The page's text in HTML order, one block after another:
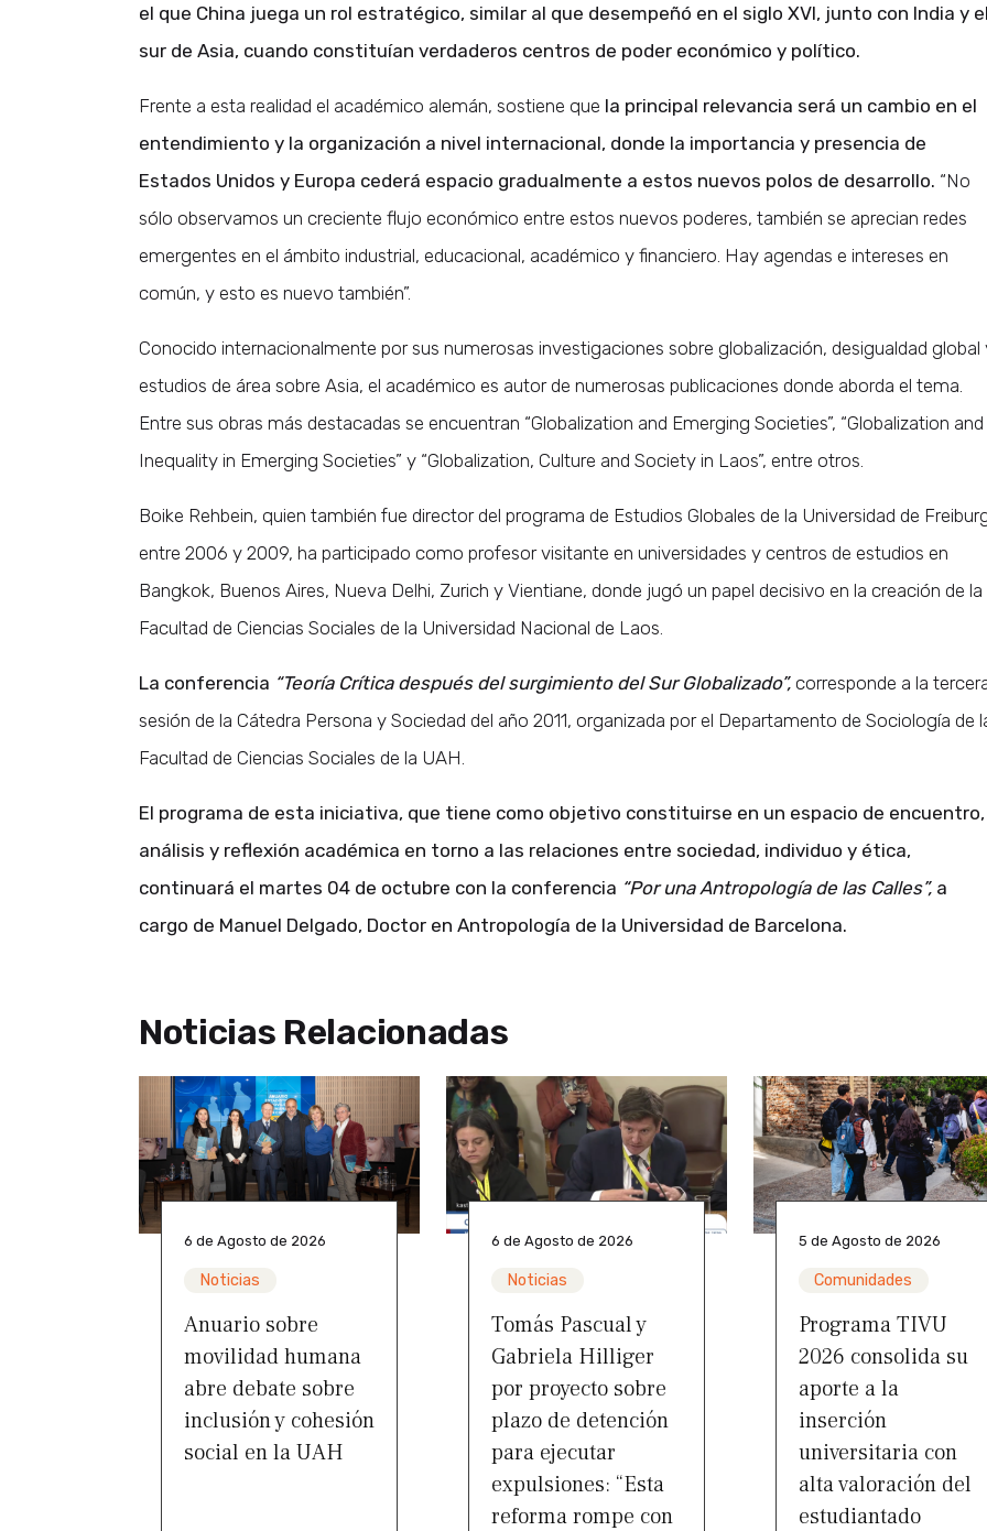
el que China juega un rol estratégico, similar al que desempeñó en el siglo XVI, junto con India y
sur de Asia, cuando constituían verdaderos centros de poder económico y político.
Frente a esta realidad el académico alemán, sostiene que la principal relevancia será un cambio en el
entendimiento y la organización a nivel internacional, donde la importancia y presencia de
Estados Unidos y Europa cederá espacio gradualmente a estos nuevos polos de desarrollo. “No
sólo observamos un creciente flujo económico entre estos nuevos poderes, también se aprecian redes
emergentes en el ámbito industrial, educacional, académico y financiero. Hay agendas e intereses en
común, y esto es nuevo también”.
Conocido internacionalmente por sus numerosas investigaciones sobre globalización, desigualdad global
estudios de área sobre Asia, el académico es autor de numerosas publicaciones donde aborda el tema.
Entre sus obras más destacadas se encuentran “Globalization and Emerging Societies”, “Globalization and
Inequality in Emerging Societies” y “Globalization, Culture and Society in Laos”, entre otros.
Boike Rehbein, quien también fue director del programa de Estudios Globales de la Universidad de
entre 2006 y 2009, ha participado como profesor visitante en universidades y centros de estudios en
Bangkok, Buenos Aires, Nueva Delhi, Zurich y Vientiane, donde jugó un papel decisivo en la creación de la
Facultad de Ciencias Sociales de la Universidad Nacional de Laos.
La conferencia “Teoría Crítica después del surgimiento del Sur Globalizado”, corresponde a la
sesión de la Cátedra Persona y Sociedad del año 2011, organizada por el Departamento de Sociología de
Facultad de Ciencias Sociales de la UAH.
El programa de esta iniciativa, que tiene como objetivo constituirse en un espacio de encuentro,
análisis y reflexión académica en torno a las relaciones entre sociedad, individuo y ética,
continuará el martes 04 de octubre con la conferencia “Por una Antropología de las Calles”, a
cargo de Manuel Delgado, Doctor en Antropología de la Universidad de Barcelona.
Noticias Relacionadas
6 de Agosto de 2026
Noticias
Anuario sobre
movilidad humana
abre debate sobre
inclusión y cohesión
social en la UAH
6 de Agosto de 2026
Noticias
Tomás Pascual y
Gabriela Hilliger
por proyecto sobre
plazo de detención
para ejecutar
expulsiones: “Esta
reforma rompe con
5 de Agosto de 2026
Comunidades
Programa TIVU
2026 consolida su
aporte a la
inserción
universitaria con
alta valoración del
estudiantado